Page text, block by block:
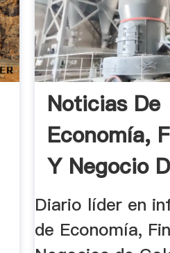
Noticias De
Economía,
Y Negocio
Diario líder en
de Economía,